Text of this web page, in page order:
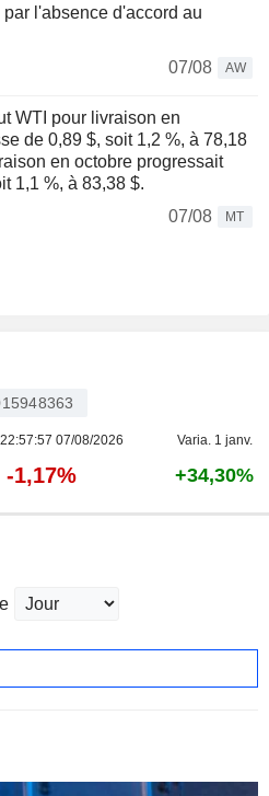
l'absence d'accord au
07/08
AW
WTI pour livraison en
de 0,89 $, soit 1,2 %, à 78,18
en octobre progressait
1,1 %, à 83,38 $.
07/08
MT
22:57:57 07/08/2026 Varia. 1 janv.
-1,17% +34,30%